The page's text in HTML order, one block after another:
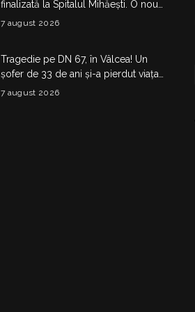
finalizată la Spitalul Mihăești. O nouă
clădire medico-administrativă a fost
7 august 2026
Tragedie pe DN 67, în Vâlcea! Un
șofer de 33 de ani și-a pierdut viața
într-un accident la Budești
7 august 2026